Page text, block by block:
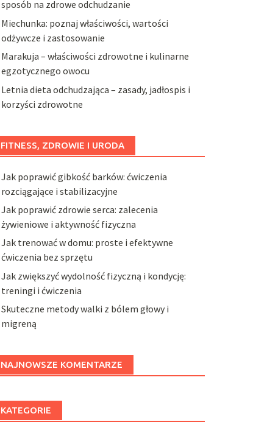
sposób na zdrowe odchudzanie
Miechunka: poznaj właściwości, wartości
odżywcze i zastosowanie
Marakuja – właściwości zdrowotne i kulinarne
egzotycznego owocu
Letnia dieta odchudzająca – zasady, jadłospis i
korzyści zdrowotne
FITNESS, ZDROWIE I URODA
Jak poprawić gibkość barków: ćwiczenia
rozciągające i stabilizacyjne
Jak poprawić zdrowie serca: zalecenia
żywieniowe i aktywność fizyczna
Jak trenować w domu: proste i efektywne
ćwiczenia bez sprzętu
Jak zwiększyć wydolność fizyczną i kondycję:
treningi i ćwiczenia
Skuteczne metody walki z bólem głowy i
migreną
NAJNOWSZE KOMENTARZE
KATEGORIE